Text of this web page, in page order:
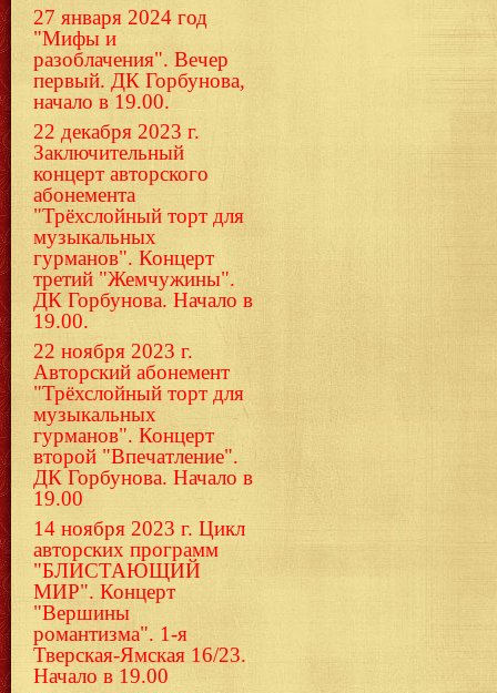
27 января 2024 год
"Мифы и
разоблачения". Вечер
первый. ДК Горбунова,
начало в 19.00.
22 декабря 2023 г.
Заключительный
концерт авторского
абонемента
"Трёхслойный торт для
музыкальных
гурманов". Концерт
третий "Жемчужины".
ДК Горбунова. Начало в
19.00.
22 ноября 2023 г.
Авторский абонемент
"Трёхслойный торт для
музыкальных
гурманов". Концерт
второй "Впечатление".
ДК Горбунова. Начало в
19.00
14 ноября 2023 г. Цикл
авторских программ
"БЛИСТАЮЩИЙ
МИР". Концерт
"Вершины
романтизма". 1-я
Тверская-Ямская 16/23.
Начало в 19.00